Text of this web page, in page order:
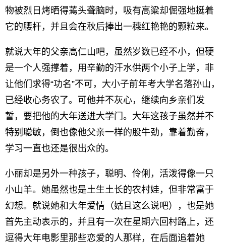
物被烈日烤晒得蔫头聋脑时，吸有高粱却倔强地挺着
它的腰杆，并且会在秋后捧出一穗红艳艳的颗粒来。
就说大年的父亲高仁山吧，虽然岁数已经不小，但硬
是一个人强撑着，用辛勤的汗水供两个小子上学，非
让他们求得“功名”不可，大小子前年考大学名落孙山，
已经收心务农了。可他并不灰心，继续向乡亲们发
誓，要把他的大年送进大学门。大年这孩子虽然并不
特别聪敏，倒也像他父亲一样的股牛劲，靠着勤奋，
学习一直也还是很出众的。
小丽却是另外一种孩子，聪明、伶俐，活泼得像一只
小山羊。她虽然也是土生土长的农村娃，但非常富于
幻想。就说她和大年爱情（姑且这么说吧），也是她
首先主动表示的，并且有一次在星期六回村路上，还
逗得大年电影里那些恋爱的人那样，在后面追着她